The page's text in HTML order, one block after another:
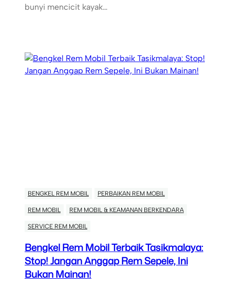
bunyi mencicit kayak…
BENGKEL REM MOBIL PERBAIKAN REM MOBIL
REM MOBIL REM MOBIL & KEAMANAN BERKENDARA
SERVICE REM MOBIL
Bengkel Rem Mobil Terbaik Tasikmalaya:
Stop! Jangan Anggap Rem Sepele, Ini
Bukan Mainan!